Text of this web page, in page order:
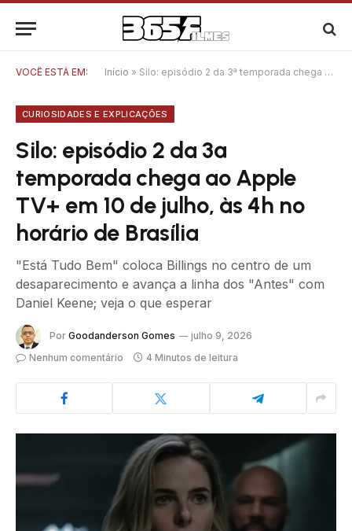
VOCÊ ESTÁ EM: Início » Silo: episódio 2 da 3ª temporada chega ao Apple TV+ em 10 de julho, às 4h no horário de Brasília
CURIOSIDADES E EXPLICAÇÕES
Silo: episódio 2 da 3ª
temporada chega ao Apple
TV+ em 10 de julho, às 4h no
horário de Brasília
"Está Tudo Bem" coloca Billings no centro de um
desaparecimento e avança a linha dos "Antes" com
Daniel Keene; veja o que esperar
Por Goodanderson Gomes
julho 9, 2026
Nenhum comentário
4 Minutos de leitura